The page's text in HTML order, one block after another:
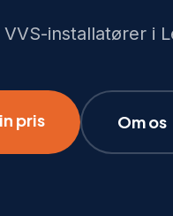
installatører i
pris Om os